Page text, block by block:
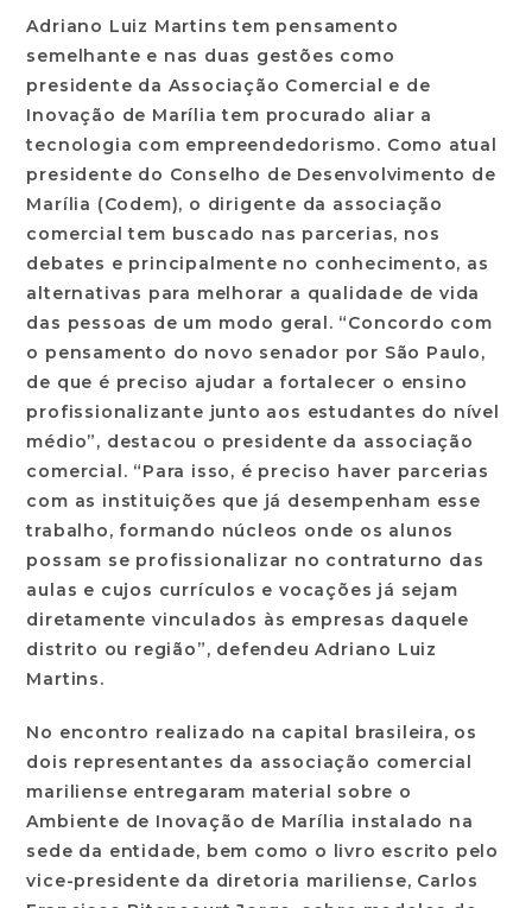
Adriano Luiz Martins tem pensamento
semelhante e nas duas gestões como
presidente da Associação Comercial e de
Inovação de Marília tem procurado aliar a
tecnologia com empreendedorismo. Como atual
presidente do Conselho de Desenvolvimento de
Marília (Codem), o dirigente da associação
comercial tem buscado nas parcerias, nos
debates e principalmente no conhecimento, as
alternativas para melhorar a qualidade de vida
das pessoas de um modo geral. “Concordo com
o pensamento do novo senador por São Paulo,
de que é preciso ajudar a fortalecer o ensino
profissionalizante junto aos estudantes do nível
médio”, destacou o presidente da associação
comercial. “Para isso, é preciso haver parcerias
com as instituições que já desempenham esse
trabalho, formando núcleos onde os alunos
possam se profissionalizar no contraturno das
aulas e cujos currículos e vocações já sejam
diretamente vinculados às empresas daquele
distrito ou região”, defendeu Adriano Luiz
Martins.
No encontro realizado na capital brasileira, os
dois representantes da associação comercial
mariliense entregaram material sobre o
Ambiente de Inovação de Marília instalado na
sede da entidade, bem como o livro escrito pelo
vice-presidente da diretoria mariliense, Carlos